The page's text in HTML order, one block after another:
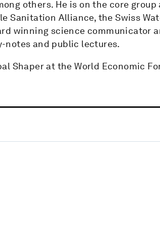
others. He is on the core
Sanitation Alliance, the Swiss
winning science communicator
notes and public lectures.
Shaper at the World Economic